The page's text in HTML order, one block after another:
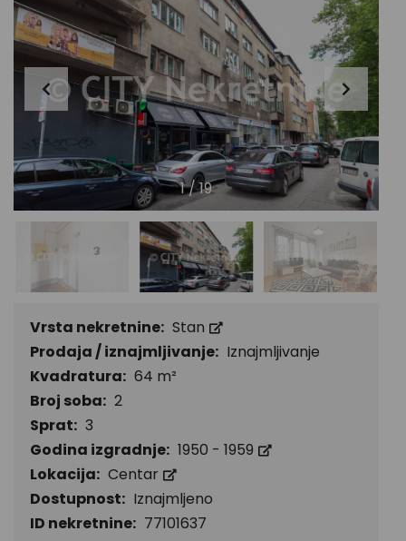
1/19
Vrsta nekretnine: Stan
Prodaja / iznajmljivanje: Iznajmljivanje
Kvadratura: 64 m²
Broj soba: 2
Sprat: 3
Godina izgradnje: 1950 - 1959
Lokacija: Centar
Dostupnost: Iznajmljeno
ID nekretnine: 77101637